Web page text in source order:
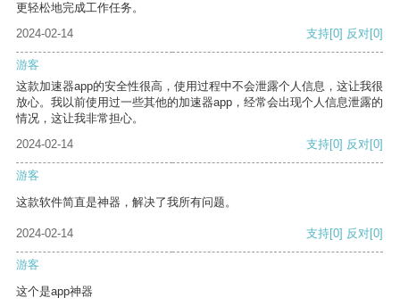
更轻松地完成工作任务。
2024-02-14
支持[0] 反对[0]
游客
这款加速器app的安全性很高，使用过程中不会泄露个人信息，这让我很
放心。我以前使用过一些其他的加速器app，经常会出现个人信息泄露的
情况，这让我非常担心。
2024-02-14
支持[0] 反对[0]
游客
这款软件简直是神器，解决了我所有问题。
2024-02-14 支持[0] 反对[0]
游客
这个是app神器